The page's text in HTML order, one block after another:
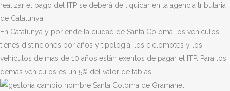
realizar el pago del ITP se deberá de liquidar en la agencia tributaria
de Catalunya.
En Catalunya y por ende la ciudad de Santa Coloma los vehículos
tienes distinciones por años y tipología, los ciclomotes y los
vehículos de mas de 10 años están exentos de pagar el ITP. Para los
demás vehículos es un 5% del valor de tablas